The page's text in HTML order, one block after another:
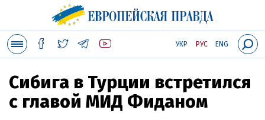
УКР РУС ENG
Сибига в Турции встретился
с главой МИД Фиданом